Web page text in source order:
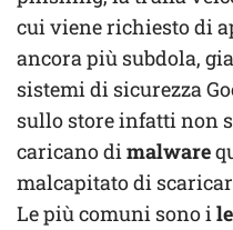
cui viene richiesto di
ancora più subdola,
sistemi di sicurezza
sullo store infatti non
caricano dimalware
malcapitato di
Le più comuni sono i